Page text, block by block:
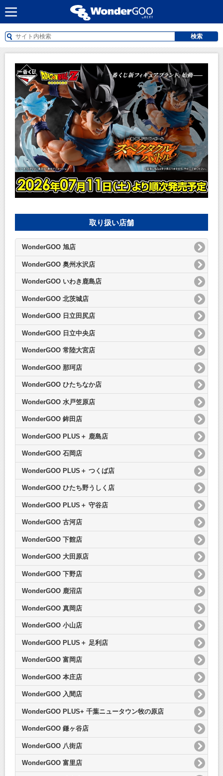
検索
取り扱い店舗
WonderGOO 旭店
WonderGOO 奥州水沢店
WonderGOO いわき鹿島店
WonderGOO 北茨城店
WonderGOO 日立田尻店
WonderGOO 日立中央店
WonderGOO 常陸大宮店
WonderGOO 那珂店
WonderGOO ひたちなか店
WonderGOO 水戸笠原店
WonderGOO 鉾田店
WonderGOO PLUS＋ 鹿島店
WonderGOO 石岡店
WonderGOO PLUS＋ つくば店
WonderGOO ひたち野うしく店
WonderGOO PLUS＋ 守谷店
WonderGOO 古河店
WonderGOO 下館店
WonderGOO 大田原店
WonderGOO 下野店
WonderGOO 鹿沼店
WonderGOO 真岡店
WonderGOO 小山店
WonderGOO PLUS＋ 足利店
WonderGOO 富岡店
WonderGOO 本庄店
WonderGOO 入間店
WonderGOO PLUS+ 千葉ニュータウン牧の原店
WonderGOO 鎌ヶ谷店
WonderGOO 八街店
WonderGOO 富里店